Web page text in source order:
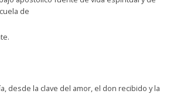
de
desde la clave del amor, el don recibido y la